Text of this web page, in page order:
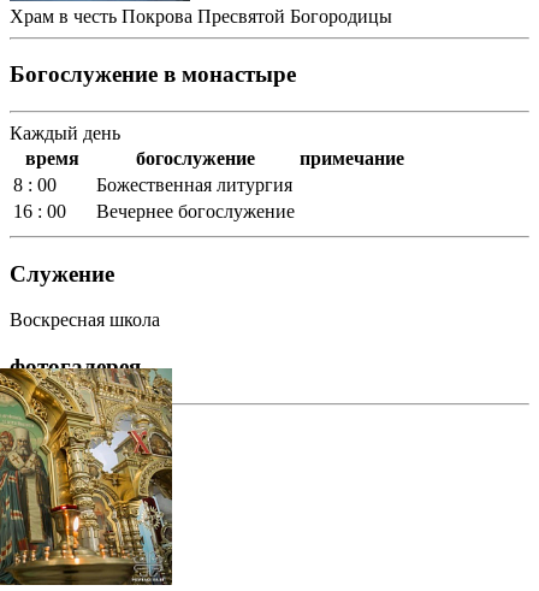
Храм в честь Покрова Пресвятой Богородицы
Богослужение в монастыре
Каждый день
время
богослужение
примечание
8 : 00
Божественная литургия
16 : 00
Вечернее богослужение
Служение
Воскресная школа
фотогалерея
фотогалерея